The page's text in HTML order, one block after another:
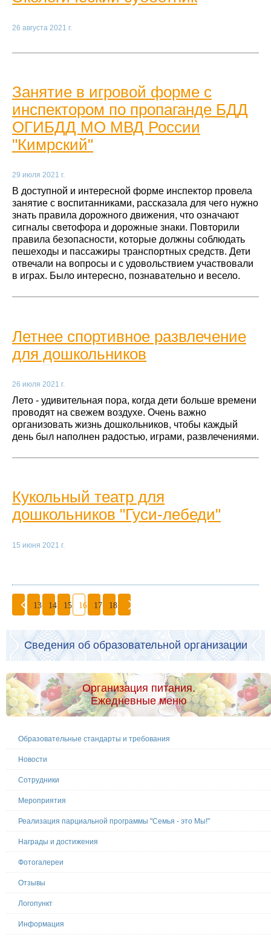
26 августа 2021 г.
Занятие в игровой форме с
инспектором по пропаганде БДД
ОГИБДД МО МВД России
"Кимрский"
29 июля 2021 г.
В доступной и интересной форме инспектор провела
занятие с воспитанниками, рассказала для чего нужно
знать правила дорожного движения, что означают
сигналы светофора и дорожные знаки. Повторили
правила безопасности, которые должны соблюдать
пешеходы и пассажиры транспортных средств. Дети
отвечали на вопросы и с удовольствием участвовали
в играх. Было интересно, познавательно и весело.
Летнее спортивное развлечение
для дошкольников
26 июля 2021 г.
Лето - удивительная пора, когда дети больше времени
проводят на свежем воздухе. Очень важно
организовать жизнь дошкольников, чтобы каждый
день был наполнен радостью, играми, развлечениями.
Кукольный театр для
дошкольников "Гуси-лебеди"
15 июня 2021 г.
13 14 15 16 17 18
Сведения об образовательной организации
Организация питания.
Ежедневные меню
Образовательные стандарты и требования
Новости
Сотрудники
Мероприятия
Реализация парциальной программы "Семья - это Мы!"
Награды и достижения
Фотогалереи
Отзывы
Логопункт
Информация